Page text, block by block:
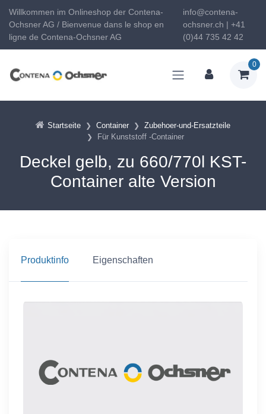
Willkommen im Onlineshop der Contena-
Ochsner AG / Bienvenue dans le shop en
ligne de Contena-Ochsner AG
info@contena-
ochsner.ch | +41
(0)44 735 42 42
0
Startseite Container
Zubehoer-und-Ersatzteile
Für Kunststoff -Container
Deckel gelb, zu 660/770l KST-
Container alte Version
Produktinfo Eigenschaften